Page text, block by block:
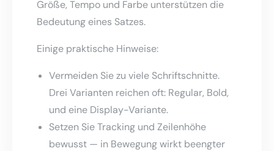
Größe, Tempo und Farbe unterstützen die
Bedeutung eines Satzes.
Einige praktische Hinweise:
Vermeiden Sie zu viele Schriftschnitte.
Drei Varianten reichen oft: Regular, Bold,
und eine Display-Variante.
Setzen Sie Tracking und Zeilenhöhe
bewusst — in Bewegung wirkt beengter